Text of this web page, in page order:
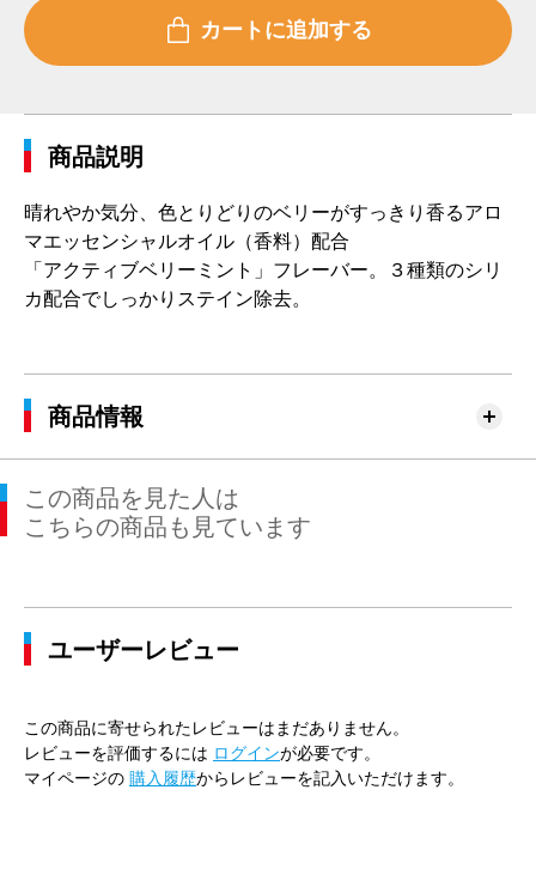
商品説明
晴れやか気分、色とりどりのベリーがすっきり香るアロ
マエッセンシャルオイル（香料）配合
「アクティブベリーミント」フレーバー。３種類のシリ
カ配合でしっかりステイン除去。
商品情報
この商品を見た人は
こちらの商品も見ています
ユーザーレビュー
この商品に寄せられたレビューはまだありません。
レビューを評価するには ログインが必要です。
マイページの 購入履歴からレビューを記入いただけます。